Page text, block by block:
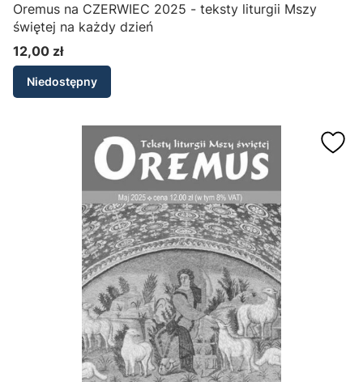
Oremus na CZERWIEC 2025 - teksty liturgii Mszy
świętej na każdy dzień
Cena
12,00 zł
Niedostępny